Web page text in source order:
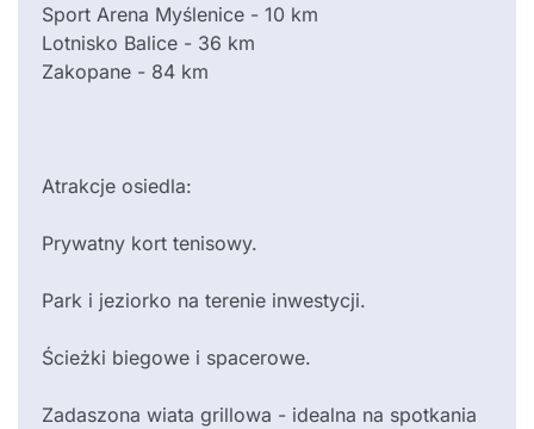
Sport Arena Myślenice - 10 km
Lotnisko Balice - 36 km
Zakopane - 84 km
Atrakcje osiedla:
Prywatny kort tenisowy.
Park i jeziorko na terenie inwestycji.
Ścieżki biegowe i spacerowe.
Zadaszona wiata grillowa - idealna na spotkania